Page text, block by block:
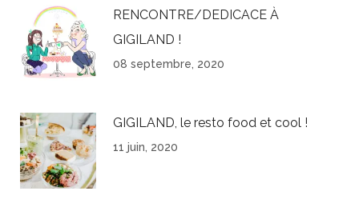
RENCONTRE/DEDICACE À
GIGILAND !
08 septembre, 2020
GIGILAND, le resto food et cool !
11 juin, 2020